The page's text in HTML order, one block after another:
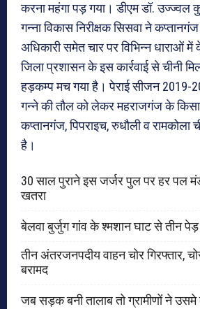
करना महंगा पड़ गया। डीएम डॉ. उज्ज्वल
गन्ना विकास निरीक्षक सिसवा ने
अधिकारी समेत चार पर विभिन्न धाराओं में
जिला प्रशासन के इस कार्रवाई से चीनी
हड़कम्प मच गया है। पेराई सीजन 2019-
गन्ने की तौल को लेकर महराजगंज के
कप्तानगंज, पिपराइच, रुधौली व रामकोला
है।
30 साल पुराने इस जर्जर पुल पर हर पल
खतरा
बेलवा बुर्जुग गांव के श्मशान घाट से तीन
तीन अंतरजनपदीय वाहन चोर गिरफ्तार,
बरामद
जब सड़क बनी तालाब तो ग्रामीणों ने उसमे